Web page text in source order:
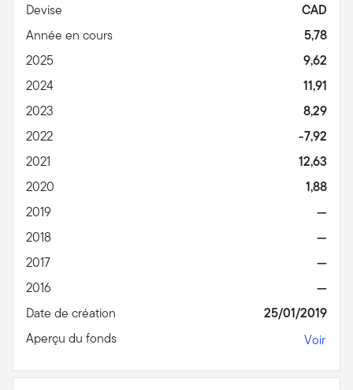
Devise
CAD
Année en cours
5,78
2025
9,62
2024
11,91
2023
8,29
2022
-7,92
2021
12,63
2020
1,88
2019
—
2018
—
2017
—
2016
—
Date de création
25/01/2019
Aperçu du fonds
Voir